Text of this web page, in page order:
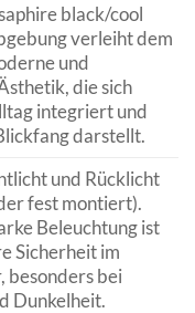
black/cool
verleiht dem
und
die sich
integriert und
darstellt.
und Rücklicht
fest montiert).
Beleuchtung ist
Sicherheit im
besonders bei
Dunkelheit.